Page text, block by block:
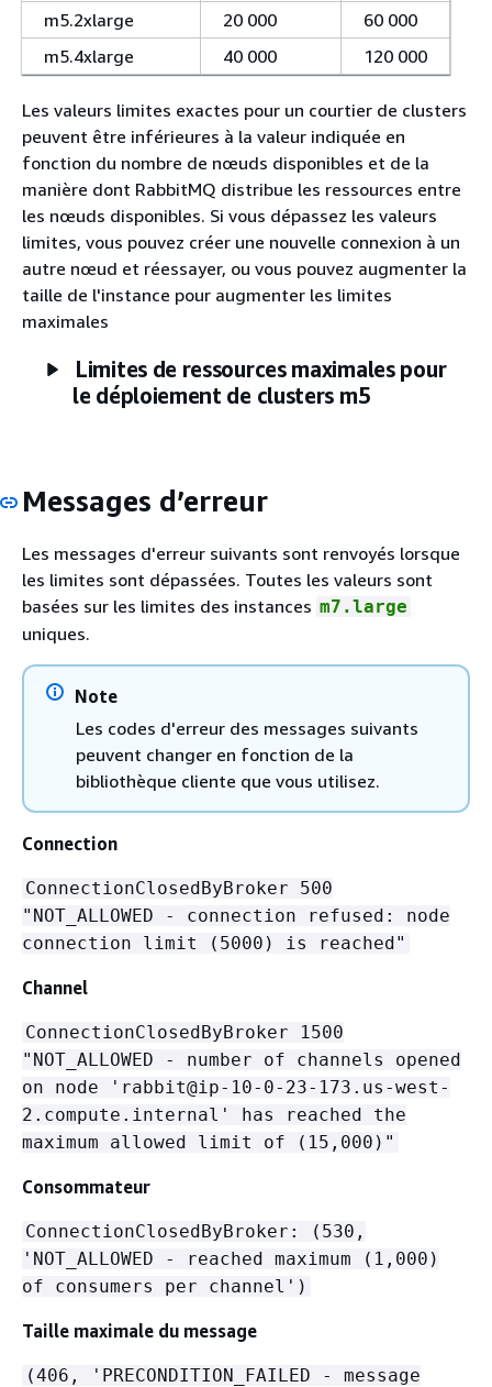
m5.2xlarge 20 000
60 000
m5.4xlarge
40 000 120 000
Les valeurs limites exactes pour un courtier de clusters
peuvent être inférieures à la valeur indiquée en
fonction du nombre de nœuds disponibles et de la
manière dont RabbitMQ distribue les ressources entre
les nœuds disponibles. Si vous dépassez les valeurs
limites, vous pouvez créer une nouvelle connexion à un
autre nœud et réessayer, ou vous pouvez augmenter la
taille de l'instance pour augmenter les limites
maximales
Limites de ressources maximales pour
le déploiement de clusters m5
Messages d’erreur
Les messages d'erreur suivants sont renvoyés lorsque
les limites sont dépassées. Toutes les valeurs sont
basées sur les limites des instances m7.large
uniques.
Note
Les codes d'erreur des messages suivants
peuvent changer en fonction de la
bibliothèque cliente que vous utilisez.
Connection
ConnectionClosedByBroker 500
"NOT_ALLOWED - connection refused: node
connection limit (5000) is reached"
Channel
ConnectionClosedByBroker 1500
"NOT_ALLOWED - number of channels opened
on node 'rabbit@ip-10-0-23-173.us-west-
2.compute.internal' has reached the
maximum allowed limit of (15,000)"
Consommateur
ConnectionClosedByBroker: (530,
'NOT_ALLOWED - reached maximum (1,000)
of consumers per channel')
Taille maximale du message
(406, 'PRECONDITION_FAILED - message